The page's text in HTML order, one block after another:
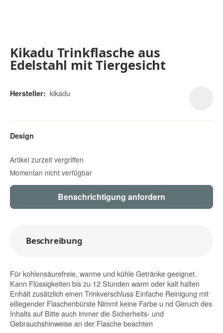
Kikadu Trinkflasche aus
Edelstahl mit Tiergesicht
Hersteller: kikadu
Design
Artikel zurzeit vergriffen
Momentan nicht verfügbar
Benachrichtigung anfordern
Beschreibung
Für kohlensäurefreie, warme und kühle Getränke geeignet.
Kann Flüssigkeiten bis zu 12 Stunden warm oder kalt halten
Enhält zusätzlich einen Trinkverschluss Einfache Reinigung mit
eiliegender Flaschenbürste Nimmt keine Farbe u nd Geruch des
Inhalts auf Bitte auch immer die Sicherheits- und
Gebrauchshinweise an der Flasche beachten